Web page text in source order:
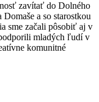
zavítať do Dolného
a so starostkou
sme začali pôsobiť aj v
mladých ľudí v
komunitné